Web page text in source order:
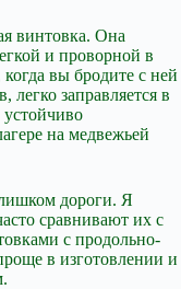
винтовка. Она
и проворной в
вы бродите с ней
легко заправляется в
на медвежьей
дороги. Я
сравнивают их с
с продольно-
в изготовлении и